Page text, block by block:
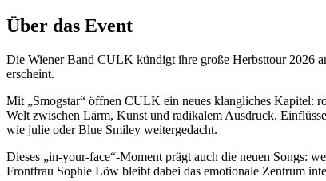
Über das Event
Die Wiener Band CULK kündigt ihre große Herbsttour 2026
erscheint.
Mit „Smogstar“ öffnen CULK ein neues klangliches Kapitel:
Welt zwischen Lärm, Kunst und radikalem Ausdruck.
wie julie oder Blue Smiley weitergedacht.
Dieses „in-your-face“-Moment prägt auch die neuen Songs:
Frontfrau Sophie Löw bleibt dabei das emotionale Zentrum